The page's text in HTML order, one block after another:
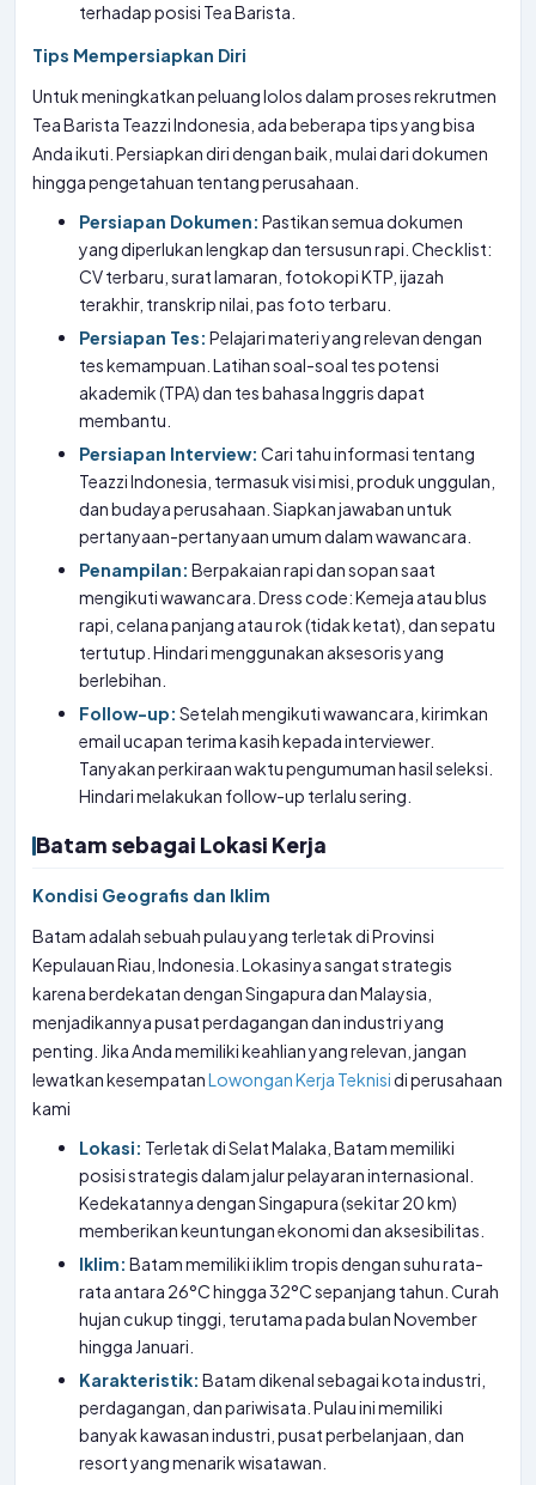
terhadap posisi Tea Barista.
Tips Mempersiapkan Diri
Untuk meningkatkan peluang lolos dalam proses rekrutmen
Tea Barista Teazzi Indonesia, ada beberapa tips yang bisa
Anda ikuti. Persiapkan diri dengan baik, mulai dari dokumen
hingga pengetahuan tentang perusahaan.
Persiapan Dokumen: Pastikan semua dokumen
yang diperlukan lengkap dan tersusun rapi. Checklist:
CV terbaru, surat lamaran, fotokopi KTP, ijazah
terakhir, transkrip nilai, pas foto terbaru.
Persiapan Tes: Pelajari materi yang relevan dengan
tes kemampuan. Latihan soal-soal tes potensi
akademik (TPA) dan tes bahasa Inggris dapat
membantu.
Persiapan Interview: Cari tahu informasi tentang
Teazzi Indonesia, termasuk visi misi, produk unggulan,
dan budaya perusahaan. Siapkan jawaban untuk
pertanyaan-pertanyaan umum dalam wawancara.
Penampilan: Berpakaian rapi dan sopan saat
mengikuti wawancara. Dress code: Kemeja atau blus
rapi, celana panjang atau rok (tidak ketat), dan sepatu
tertutup. Hindari menggunakan aksesoris yang
berlebihan.
Follow-up: Setelah mengikuti wawancara, kirimkan
email ucapan terima kasih kepada interviewer.
Tanyakan perkiraan waktu pengumuman hasil seleksi.
Hindari melakukan follow-up terlalu sering.
Batam sebagai Lokasi Kerja
Kondisi Geografis dan Iklim
Batam adalah sebuah pulau yang terletak di Provinsi
Kepulauan Riau, Indonesia. Lokasinya sangat strategis
karena berdekatan dengan Singapura dan Malaysia,
menjadikannya pusat perdagangan dan industri yang
penting. Jika Anda memiliki keahlian yang relevan, jangan
lewatkan kesempatanLowongan Kerja Teknisidi perusahaan
kami
Lokasi: Terletak di Selat Malaka, Batam memiliki
posisi strategis dalam jalur pelayaran internasional.
Kedekatannya dengan Singapura (sekitar 20 km)
memberikan keuntungan ekonomi dan aksesibilitas.
Iklim: Batam memiliki iklim tropis dengan suhu rata-
rata antara 26°C hingga 32°C sepanjang tahun. Curah
hujan cukup tinggi, terutama pada bulan November
hingga Januari.
Karakteristik: Batam dikenal sebagai kota industri,
perdagangan, dan pariwisata. Pulau ini memiliki
banyak kawasan industri, pusat perbelanjaan, dan
resort yang menarik wisatawan.